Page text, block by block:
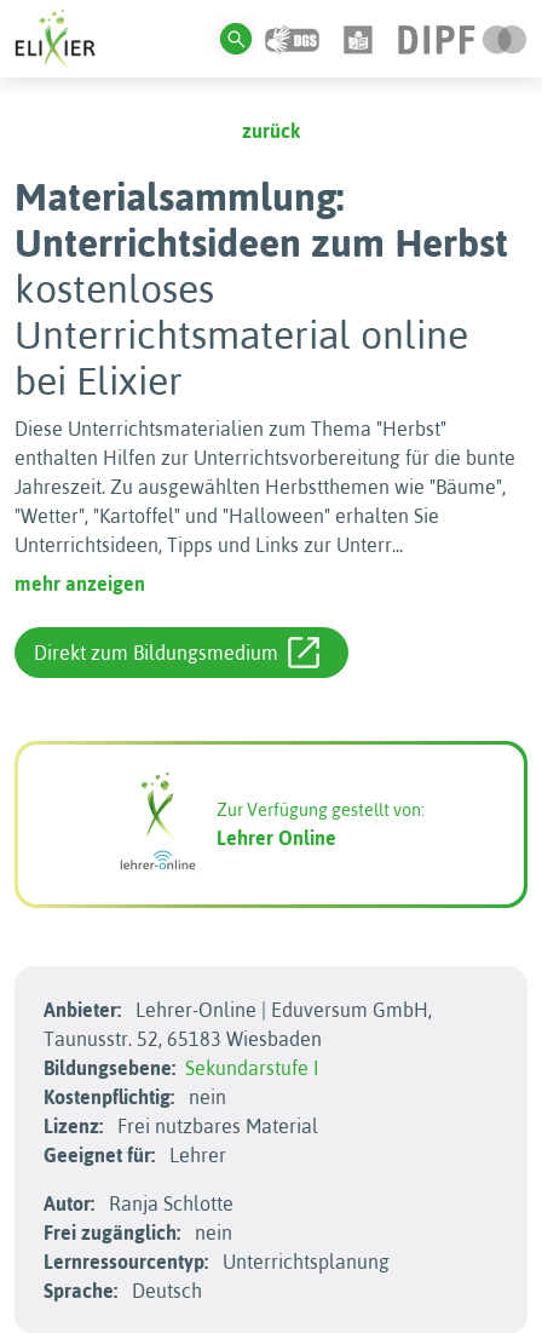
zurück
Materialsammlung:
Unterrichtsideen zum Herbst
kostenloses
Unterrichtsmaterial online
bei Elixier
Diese Unterrichtsmaterialien zum Thema "Herbst"
enthalten Hilfen zur Unterrichtsvorbereitung für die bunte
Jahreszeit. Zu ausgewählten Herbstthemen wie "Bäume",
"Wetter", "Kartoffel" und "Halloween" erhalten Sie
Unterrichtsideen, Tipps und Links zur Unterr...
mehr anzeigen
Direkt zum Bildungsmedium
Zur Verfügung gestellt von:
Lehrer Online
Anbieter:
Lehrer-Online | Eduversum GmbH,
Taunusstr. 52, 65183 Wiesbaden
Bildungsebene: Sekundarstufe I
Kostenpflichtig:
nein
Lizenz:
Frei nutzbares Material
Geeignet für:
Lehrer
Autor:
Ranja Schlotte
Frei zugänglich:
nein
Lernressourcentyp:
Unterrichtsplanung
Sprache:
Deutsch